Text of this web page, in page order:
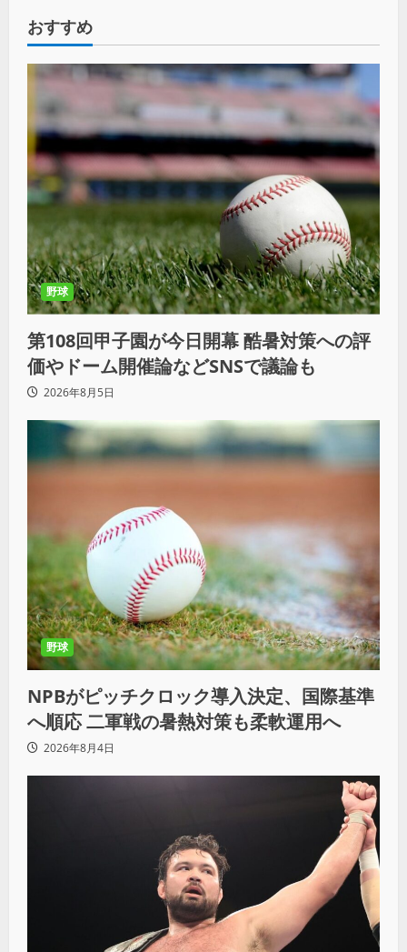
おすすめ
野球
第108回甲子園が今日開幕 酷暑対策への評
価やドーム開催論などSNSで議論も
2026年8月5日
野球
NPBがピッチクロック導入決定、国際基準
へ順応 二軍戦の暑熱対策も柔軟運用へ
2026年8月4日